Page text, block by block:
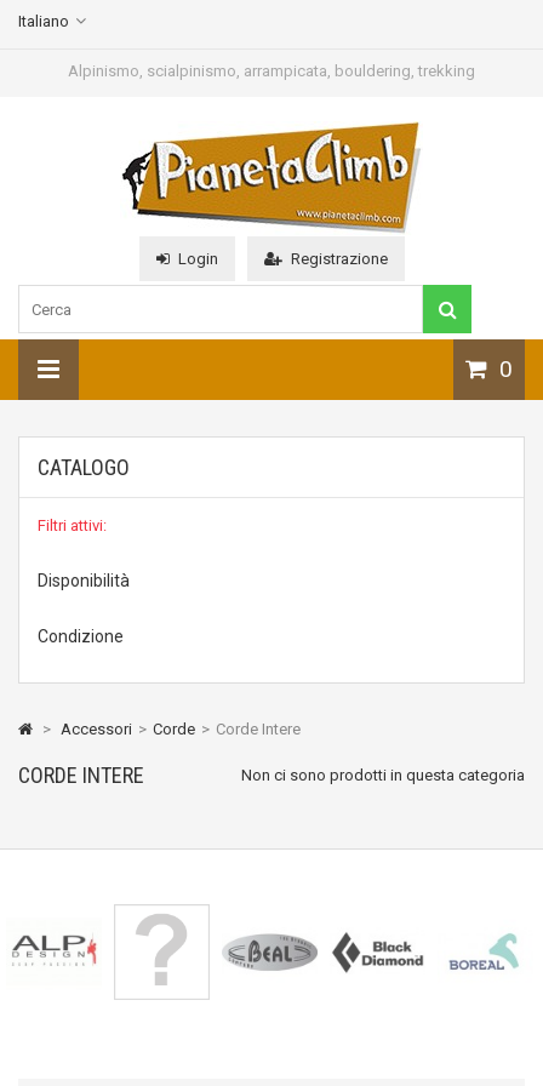
Alpinismo, scialpinismo, arrampicata, bouldering, trekking
Italiano
Login Registrazione
0
CATALOGO
Filtri attivi:
Disponibilità
Condizione
> Accessori > Corde > Corde Intere
CORDE INTERE Non ci sono prodotti in questa categoria